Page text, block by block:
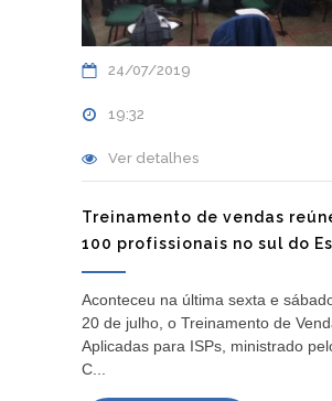
24/07/2019
19:32
Ver detalhes
Treinamento de vendas
100 profissionais no sul do
Aconteceu na última sexta e
20 de julho, o Treinamento de
Aplicadas para ISPs, ministrado
C...